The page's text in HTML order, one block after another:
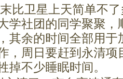
卫星上天简单不了
学社团的同学聚聚，
其余的时间全部用
，周日要赶到永清项
掉不少睡眠时间。